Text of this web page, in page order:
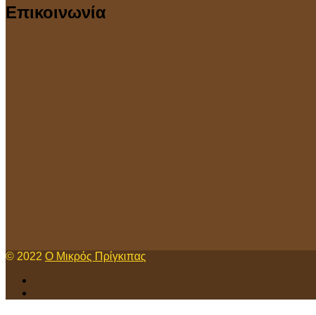
Επικοινωνία
© 2022 Ο Μικρός Πρίγκιπας